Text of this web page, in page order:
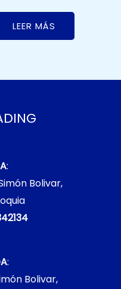
LEER MÁS
:
Bolivar,
:
Bolivar,